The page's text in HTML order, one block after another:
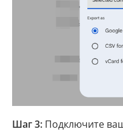
Шаг 3: Подключите